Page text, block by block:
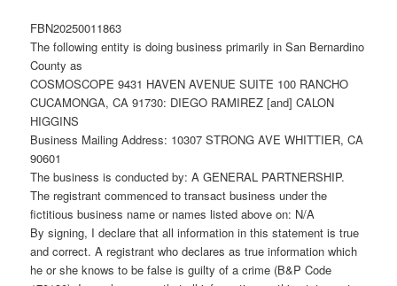
FBN20250011863
The following entity is doing business primarily in San Bernardino
County as
COSMOSCOPE 9431 HAVEN AVENUE SUITE 100 RANCHO
CUCAMONGA, CA 91730: DIEGO RAMIREZ [and] CALON
HIGGINS
Business Mailing Address: 10307 STRONG AVE WHITTIER, CA
90601
The business is conducted by: A GENERAL PARTNERSHIP.
The registrant commenced to transact business under the
fictitious business name or names listed above on: N/A
By signing, I declare that all information in this statement is true
and correct. A registrant who declares as true information which
he or she knows to be false is guilty of a crime (B&P Code